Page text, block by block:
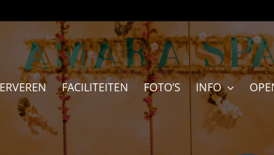
FACILITEITEN FOTO’S INFO